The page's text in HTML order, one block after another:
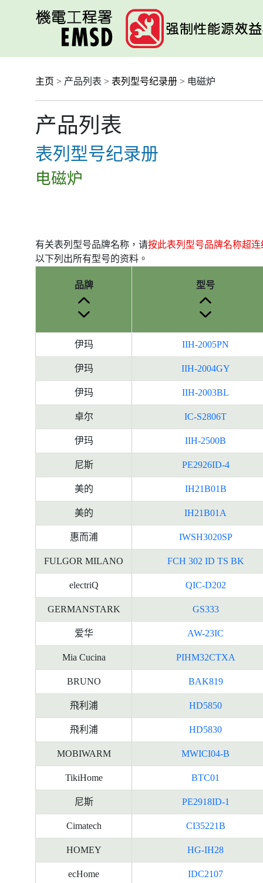
主页 > 产品列表 > 表列型号纪录册 > 电磁炉
产品列表
表列型号纪录册
电磁炉
有关表列型号品牌名称，请按此表列型号品牌名称超连
以下列出所有型号的资料。
品牌 型号
伊玛 IIH-2005PN
伊玛 IIH-2004GY
伊玛 IIH-2003BL
卓尔 IC-S2806T
伊玛 IIH-2500B
尼斯 PE2926ID-4
美的 IH21B01B
美的 IH21B01A
惠而浦 IWSH3020SP
FULGOR MILANO FCH 302 ID TS BK
electriQ QIC-D202
GERMANSTARK GS333
爱华 AW-23IC
Mia Cucina PIHM32CTXA
BRUNO BAK819
飛利浦 HD5850
飛利浦 HD5830
MOBIWARM MWICI04-B
TikiHome BTC01
尼斯 PE2918ID-1
Cimatech CI35221B
HOMEY HG-IH28
ecHome IDC2107